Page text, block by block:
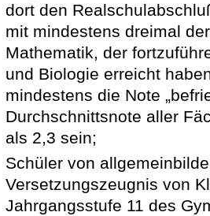
dort den
mit mindestens dreimal
Mathematik, der
und Biologie erreicht
mindestens die Note
Durchschnittsnote aller
als 2,3 sein;
Schüler von
Versetzungszeugnis von
Jahrgangsstufe 11 des